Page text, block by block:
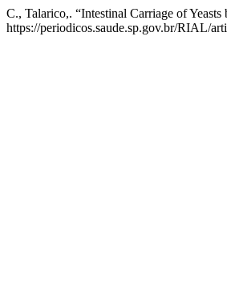
C., Talarico,. “Intestinal Carriage of
https://periodicos.saude.sp.gov.br/RIAL/